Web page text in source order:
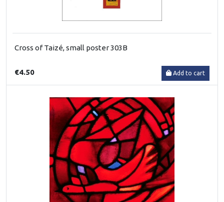
Cross of Taizé, small poster 303B
€4.50 Add to cart